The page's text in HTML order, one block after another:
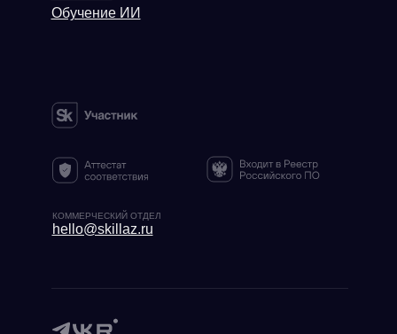
КОММЕРЧЕСКИЙ ОТДЕЛ
hello@skillaz.ru
Обучение ИИ